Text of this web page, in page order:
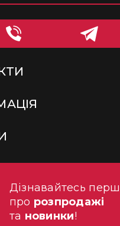
Дізнавайтесь
про розпродажі
та новинки!